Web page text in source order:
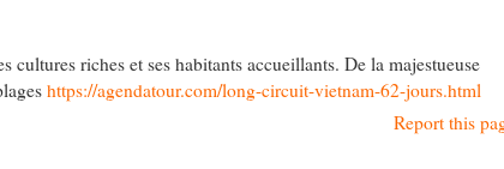
cultures riches et ses habitants accueillants. De la majestueuse
https://agendatour.com/long-circuit-vietnam-62-jours.html
Report this